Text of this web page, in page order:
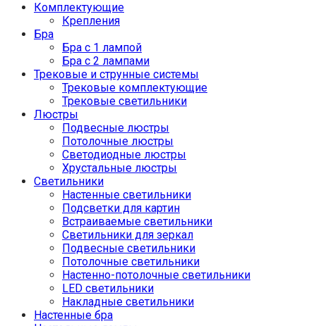
Комплектующие
Крепления
Бра
Бра с 1 лампой
Бра с 2 лампами
Трековые и струнные системы
Трековые комплектующие
Трековые светильники
Люстры
Подвесные люстры
Потолочные люстры
Светодиодные люстры
Хрустальные люстры
Светильники
Настенные светильники
Подсветки для картин
Встраиваемые светильники
Светильники для зеркал
Подвесные светильники
Потолочные светильники
Настенно-потолочные светильники
LED светильники
Накладные светильники
Настенные бра